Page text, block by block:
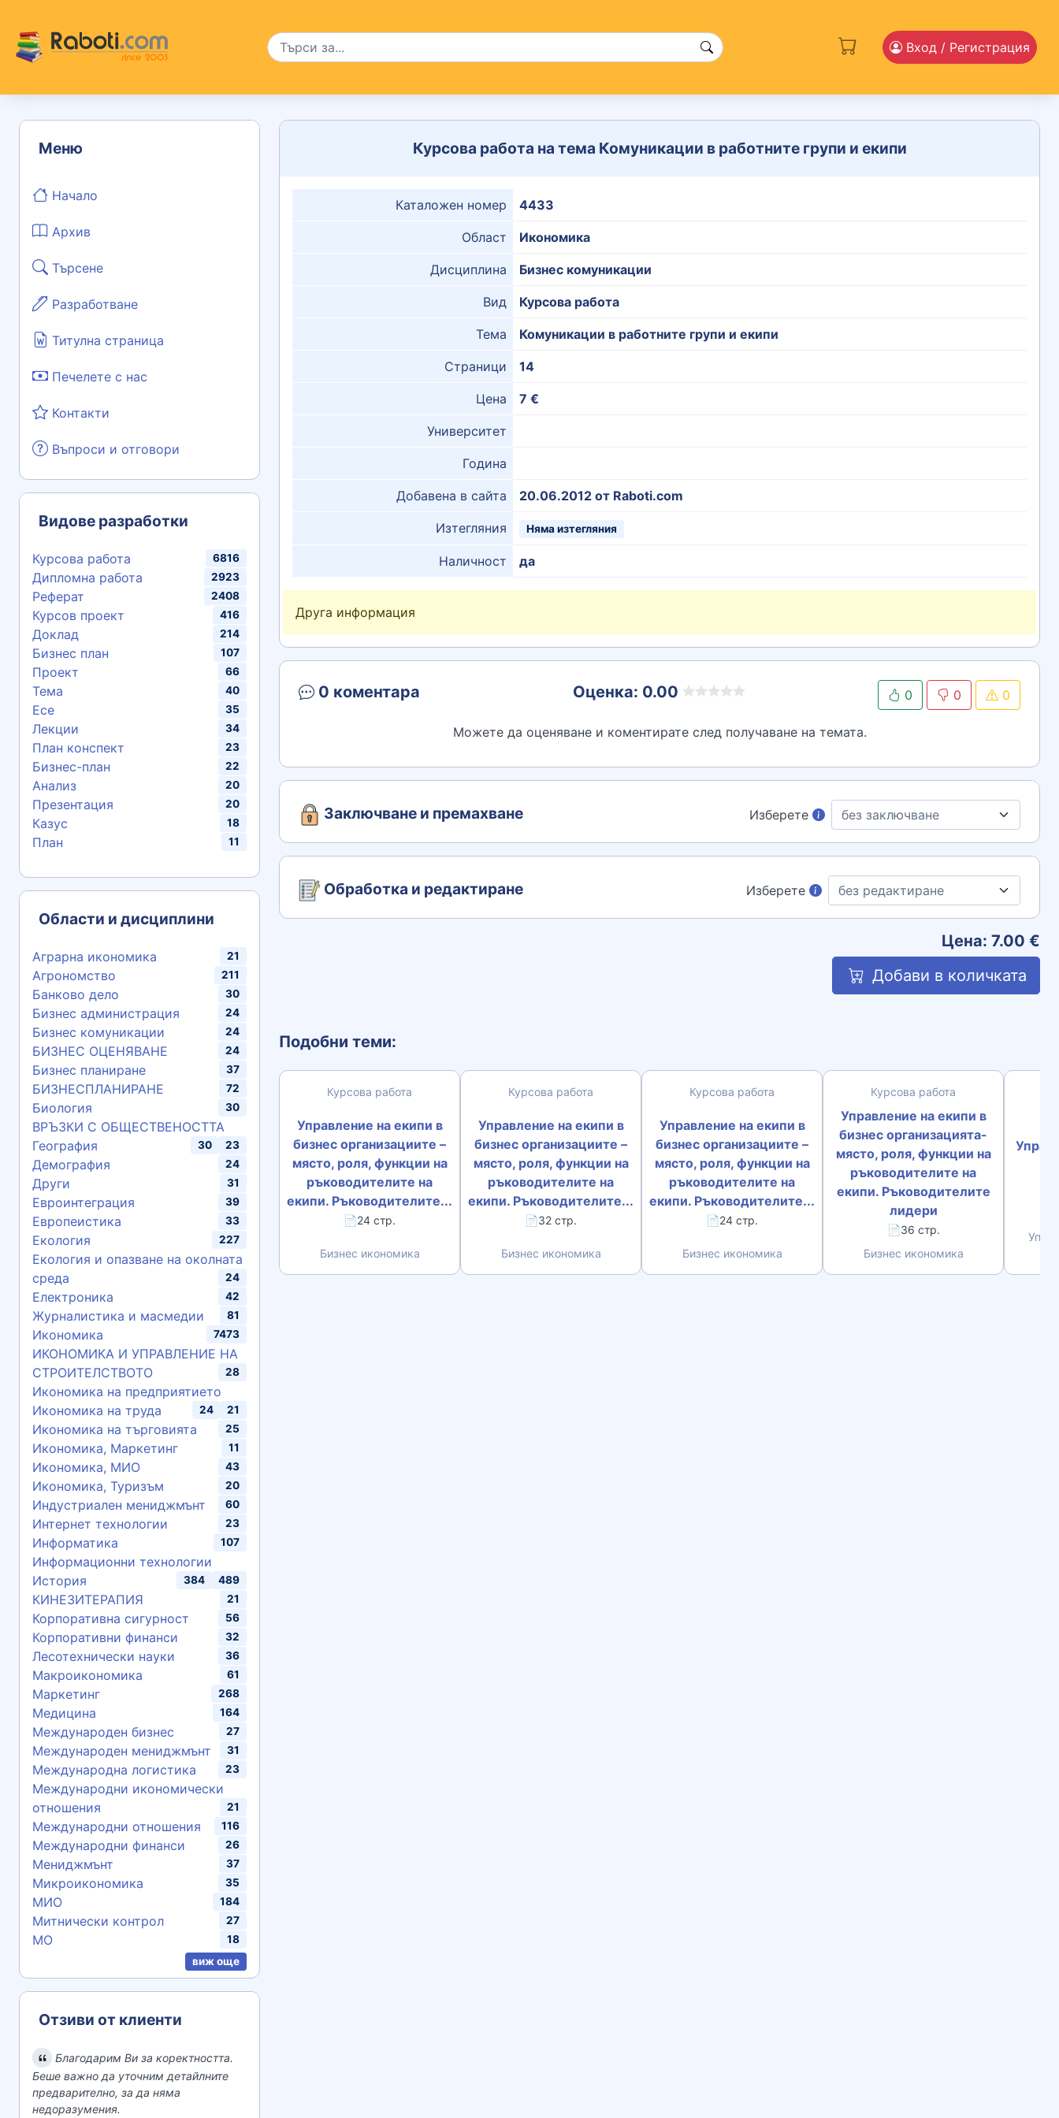
Вход / Регистрация
Меню
Начало
Архив
Търсене
Разработване
Титулна страница
Печелете с нас
Контакти
Въпроси и отговори
Видове разработки
Курсова работа 6816
Дипломна работа 2923
Реферат 2408
Курсов проект 416
Доклад 214
Бизнес план 107
Проект 66
Тема 40
Есе 35
Лекции 34
План конспект 23
Бизнес-план 22
Анализ 20
Презентация 20
Казус 18
План 11
Области и дисциплини
Аграрна икономика 21
Агрономство 211
Банково дело 30
Бизнес администрация 24
Бизнес комуникации 24
БИЗНЕС ОЦЕНЯВАНЕ 24
Бизнес планиране 37
БИЗНЕСПЛАНИРАНЕ 72
Биология 30
ВРЪЗКИ С ОБЩЕСТВЕНОСТТА
23
География 30
Демография 24
Други 31
Евроинтеграция 39
Европеистика 33
Екология 227
Екология и опазване на околната
среда
24
Електроника 42
Журналистика и масмедии 81
Икономика 7473
ИКОНОМИКА И УПРАВЛЕНИЕ НА
СТРОИТЕЛСТВОТО
28
Икономика на предприятието
21
Икономика на труда 24
Икономика на търговията 25
Икономика, Маркетинг 11
Икономика, МИО 43
Икономика, Туризъм 20
Индустриален мениджмънт 60
Интернет технологии 23
Информатика 107
Информационни технологии
489
История 384
КИНЕЗИТЕРАПИЯ 21
Корпоративна сигурност 56
Корпоративни финанси 32
Лесотехнически науки 36
Макроикономика 61
Маркетинг 268
Медицина 164
Международен бизнес 27
Международен мениджмънт 31
Международна логистика 23
Международни икономически
отношения
21
Международни отношения 116
Международни финанси 26
Мениджмънт 37
Микроикономика 35
МИО 184
Митнически контрол 27
МО
18
виж още
Отзиви от клиенти
Благодарим Ви за коректността.
Беше важно да уточним детайлните
предварително, за да няма
недоразумения.
Курсова работа на тема Комуникации в работните групи и екипи
Каталожен номер 4433
Област Икономика
Дисциплина Бизнес комуникации
Вид Курсова работа
Тема Комуникации в работните групи и екипи
Страници 14
Цена 7 €
Университет
Година
Добавена в сайта 20.06.2012 от Raboti.com
Изтегляния Няма изтегляния
Наличност да
Друга информация
0 коментара Оценка: 0.00 0 0 0
Можете да оценяване и коментирате след получаване на темата.
Заключване и премахване Изберете
Обработка и редактиране Изберете
Цена: 7.00 €
Добави в количката
Подобни теми:
Курсова работа
Управление на екипи в
бизнес организациите –
място, роля, функции на
ръководителите на
екипи. Ръководителите...
📄24 стр.
Бизнес икономика
Курсова работа
Управление на екипи в
бизнес организациите –
място, роля, функции на
ръководителите на
екипи. Ръководителите...
📄32 стр.
Бизнес икономика
Курсова работа
Управление на екипи в
бизнес организациите –
място, роля, функции на
ръководителите на
екипи. Ръководителите...
📄24 стр.
Бизнес икономика
Курсова работа
Управление на екипи в
бизнес организацията-
място, роля, функции на
ръководителите на
екипи. Ръководителите
лидери
📄36 стр.
Бизнес икономика